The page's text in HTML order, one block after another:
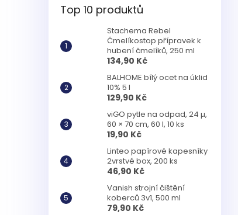
Top 10 produktů
Stachema Rebel
Čmelíkostop přípravek k
hubení čmelíků, 250 ml
134,90 Kč
BALHOME bílý ocet na úklid
10% 5 l
129,90 Kč
viGO pytle na odpad, 24 µ,
60 × 70 cm, 60 l, 10 ks
19,90 Kč
Linteo papírové kapesníky
2vrstvé box, 200 ks
46,90 Kč
Vanish strojní čištění
koberců 3v1, 500 ml
79,90 Kč